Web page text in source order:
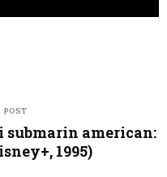
POST
submarin american:
1995)